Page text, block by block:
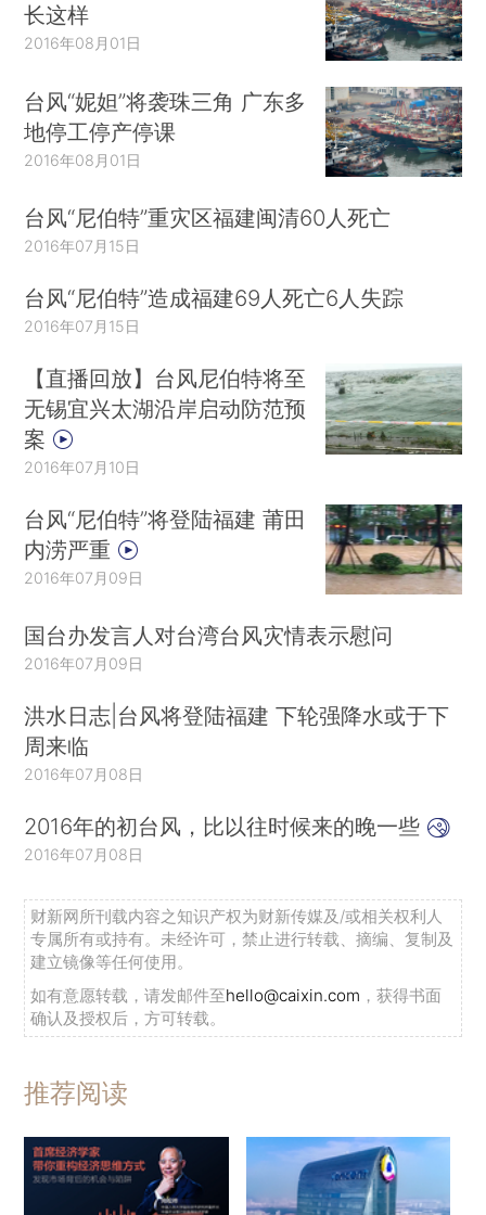
长这样
2016年08月01日
台风“妮妲”将袭珠三角 广东多
地停工停产停课
2016年08月01日
台风“尼伯特”重灾区福建闽清60人死亡
2016年07月15日
台风“尼伯特”造成福建69人死亡6人失踪
2016年07月15日
【直播回放】台风尼伯特将至
无锡宜兴太湖沿岸启动防范预
案
2016年07月10日
台风“尼伯特”将登陆福建 莆田
内涝严重
2016年07月09日
国台办发言人对台湾台风灾情表示慰问
2016年07月09日
洪水日志|台风将登陆福建 下轮强降水或于下
周来临
2016年07月08日
2016年的初台风，比以往时候来的晚一些
2016年07月08日
财新网所刊载内容之知识产权为财新传媒及/或相关权利人
专属所有或持有。未经许可，禁止进行转载、摘编、复制及
建立镜像等任何使用。
如有意愿转载，请发邮件至hello@caixin.com ，获得书面
确认及授权后，方可转载。
推荐阅读